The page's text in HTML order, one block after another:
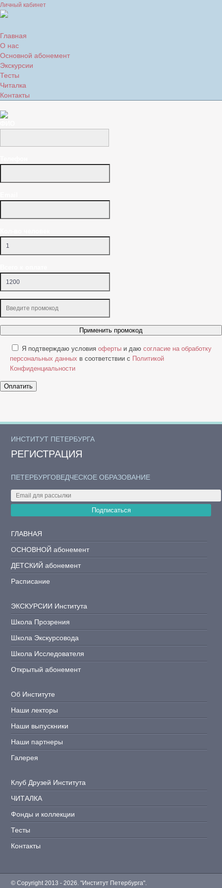
Личный кабинет
Главная
О нас
Основной абонемент
Экскурсии
Тесты
Читалка
Контакты
Применить промокод
Я подтверждаю условия оферты и даю согласие на обработку
персональных данных в соответствии с Политикой
Конфиденциальности
Оплатить
ИНСТИТУТ ПЕТЕРБУРГА
РЕГИСТРАЦИЯ
ГЛАВНАЯ
ОСНОВНОЙ абонемент
ДЕТСКИЙ абонемент
Расписание
ЭКСКУРСИИ Института
Школа Прозрения
Школа Экскурсовода
Школа Исследователя
Открытый абонемент
Об Институте
Наши лекторы
Наши выпускники
Наши партнеры
Галерея
Клуб Друзей Института
ЧИТАЛКА
Фонды и коллекции
Тесты
Контакты
ПЕТЕРБУРГОВЕДЧЕСКОЕ ОБРАЗОВАНИЕ
Подписаться
© Copyright 2013 - 2026. "Институт Петербурга".